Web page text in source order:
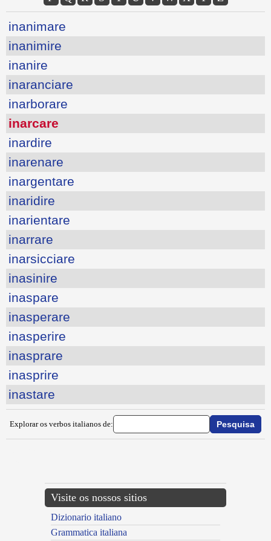
inanimare
inanimire
inanire
inaranciare
inarborare
inarcare
inardire
inarenare
inargentare
inaridire
inarientare
inarrare
inarsicciare
inasinire
inaspare
inasperare
inasperire
inasprare
inasprire
inastare
Explorar os verbos italianos de:
Visite os nossos sitios
Dizionario italiano
Grammatica italiana